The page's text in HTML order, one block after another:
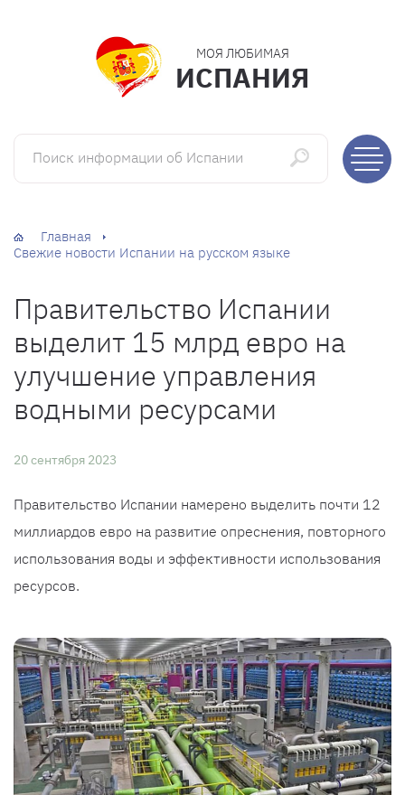
МОЯ ЛЮБИМАЯ
ИСПАНИЯ
Поиск информации об Испании
Главная
Свежие новости Испании на русском языке
Правительство Испании
выделит 15 млрд евро на
улучшение управления
водными ресурсами
20 сентября 2023
Правительство Испании намерено выделить почти 12
миллиардов евро на развитие опреснения, повторного
использования воды и эффективности использования
ресурсов.